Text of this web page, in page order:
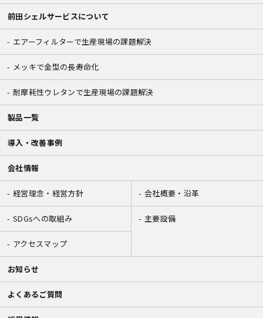
前田シェルサービスについて
エアーフィルターで生産現場の課題解決
メッキで金型の長寿命化
耐摩耗性ウレタンで生産現場の課題解決
製品一覧
導入・改善事例
会社情報
経営理念・経営方針 会社概要・沿革
SDGsへの取組み 主要設備
アクセスマップ
お知らせ
よくあるご質問